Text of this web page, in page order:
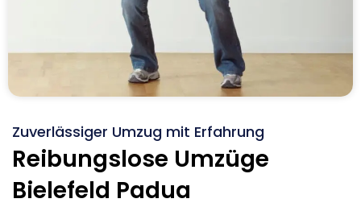
Zuverlässiger Umzug mit Erfahrung
Reibungslose Umzüge
Bielefeld Padua